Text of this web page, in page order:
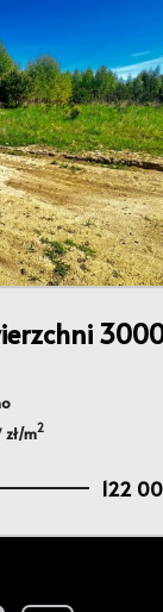
zł/m2
122